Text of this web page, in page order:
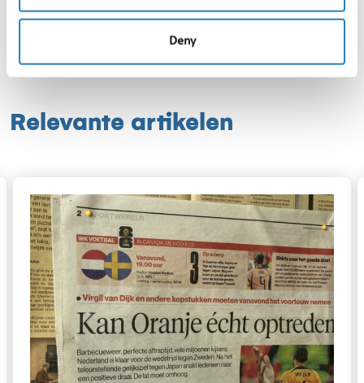
Deny
slimmer in de media te positioneren. Wil je
ontdekken hoe mediamonitoring jouw organisatie
kan versterken?Neem dan contact met ons op.
Relevante artikelen